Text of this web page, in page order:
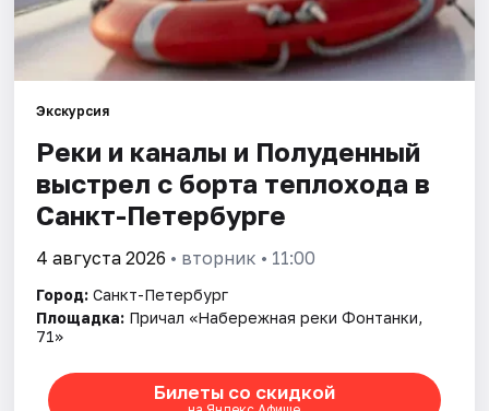
Экскурсия
Реки и каналы и Полуденный
выстрел с борта теплохода в
Санкт-Петербурге
4 августа 2026 • вторник • 11:00
Город: Санкт-Петербург
Площадка: Причал «Набережная реки Фонтанки,
71»
Билеты со скидкой